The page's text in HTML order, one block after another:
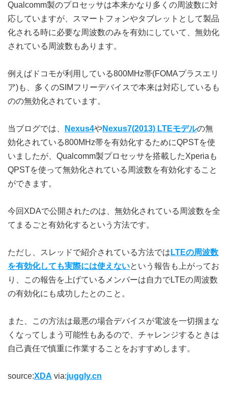
Qualcomm製のプロセッサは本来かなり多くの周波数に対
応していますが、スマートフォンやタブレットとして製品
化される時に必要な周波数のみを有効にしていて、無効化
されている周波数もあります。
例えばドコモが利用している800MHz帯(FOMAプラスエリ
ア)も、多くのSIMフリーデバイスで本来は対応しているも
のの無効化されています。
当ブログでは、 Nexus4やNexus7(2013) LTEモデルの無
効化されている800MHz帯を有効化するためにQPSTを使
いましたが、Qualcomm製プロセッサを搭載したXperiaも
QPSTを使って無効化されている周波数を有効化すること
ができます。
今回XDAで公開されたのは、無効化されている周波数を全
てまるごと有効化するという方法です。
ただし、スレッドで紹介されている方法では LTEの周波数
を有効化しても実際には使えないという報告も上がってお
り、この報告を上げているメンバーは自力でLTEの周波数
の有効化にも成功したとのこと。
また、この方法は最悪の場合デバイスが電波を一切掴まな
くなってしまう可能性もあるので、チャレンジするときは
自己責任で慎重に作業することをおすすめします。
source:XDA via:juggly.cn